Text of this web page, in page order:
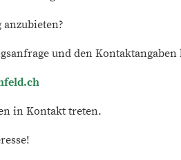
und den Kontaktangaben
in Kontakt treten.